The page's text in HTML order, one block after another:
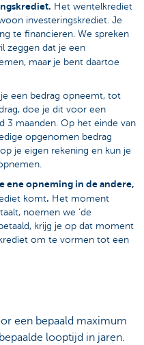
Het wentelkrediet
investeringskrediet. Je
te financieren. We spreken
zeggen dat je een
maar je bent daartoe
een bedrag opneemt, tot
doe je dit voor een
3 maanden. Op het einde van
opgenomen bedrag
je eigen rekening en kun je
ene opneming in de andere,
komt. Het moment
noemen we ‘de
krijg je op dat moment
om te vormen tot een
een bepaald maximum
looptijd in jaren.